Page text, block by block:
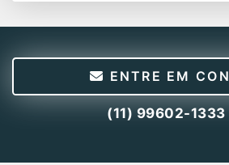
ENTRE EM
(11) 99602-1333